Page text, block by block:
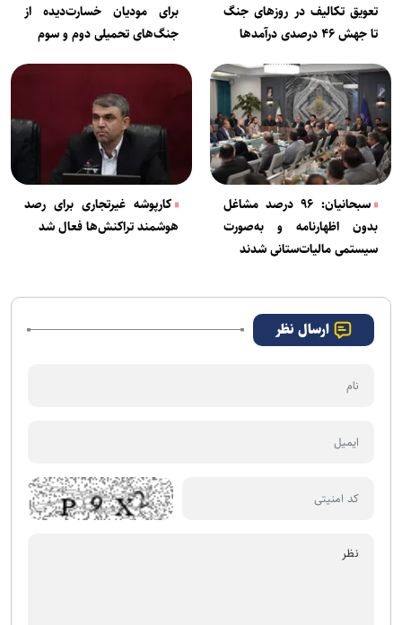
تعویق تکالیف در روز‌های جنگ
تا جهش ۴۶ درصدی درآمدها
برای مودیان خسارت‌دیده از
جنگ‌های تحمیلی دوم و سوم
سبحانیان: ۹۶ درصد مشاغل
بدون اظهارنامه و به‌صورت
سیستمی مالیات‌ستانی شدند
کارپوشه غیرتجاری برای رصد
هوشمند تراکنش‌ها فعال‌ شد
ارسال نظر